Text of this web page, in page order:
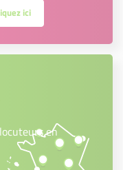
ici
en